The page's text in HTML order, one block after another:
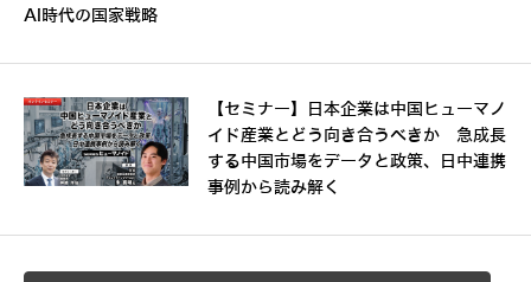
AI時代の国家戦略
【セミナー】日本企業は中国ヒューマノ
イド産業とどう向き合うべきか 急成長
する中国市場をデータと政策、日中連携
事例から読み解く